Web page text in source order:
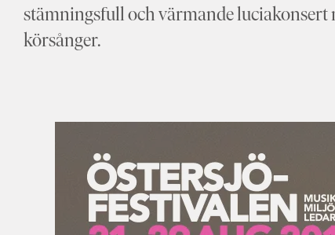
stämningsfull och värmande luciakonsert
körsånger.